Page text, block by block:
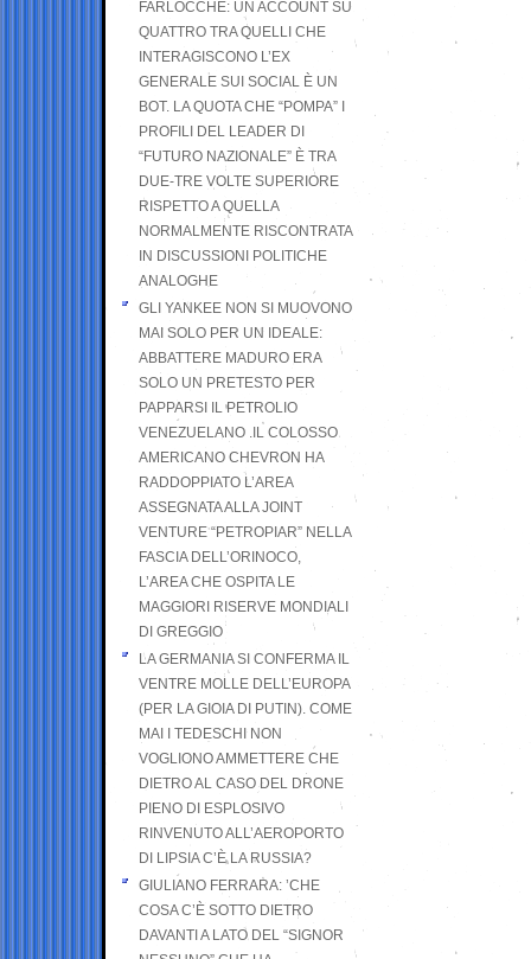
FARLOCCHE: UN ACCOUNT SU
QUATTRO TRA QUELLI CHE
INTERAGISCONO L’EX
GENERALE SUI SOCIAL È UN
BOT. LA QUOTA CHE “POMPA” I
PROFILI DEL LEADER DI
“FUTURO NAZIONALE” È TRA
DUE-TRE VOLTE SUPERIORE
RISPETTO A QUELLA
NORMALMENTE RISCONTRATA
IN DISCUSSIONI POLITICHE
ANALOGHE
GLI YANKEE NON SI MUOVONO
MAI SOLO PER UN IDEALE:
ABBATTERE MADURO ERA
SOLO UN PRETESTO PER
PAPPARSI IL PETROLIO
VENEZUELANO .IL COLOSSO
AMERICANO CHEVRON HA
RADDOPPIATO L’AREA
ASSEGNATA ALLA JOINT
VENTURE “PETROPIAR” NELLA
FASCIA DELL’ORINOCO,
L’AREA CHE OSPITA LE
MAGGIORI RISERVE MONDIALI
DI GREGGIO
LA GERMANIA SI CONFERMA IL
VENTRE MOLLE DELL’EUROPA
(PER LA GIOIA DI PUTIN). COME
MAI I TEDESCHI NON
VOGLIONO AMMETTERE CHE
DIETRO AL CASO DEL DRONE
PIENO DI ESPLOSIVO
RINVENUTO ALL’AEROPORTO
DI LIPSIA C’È LA RUSSIA?
GIULIANO FERRARA: ’CHE
COSA C’È SOTTO DIETRO
DAVANTI A LATO DEL “SIGNOR